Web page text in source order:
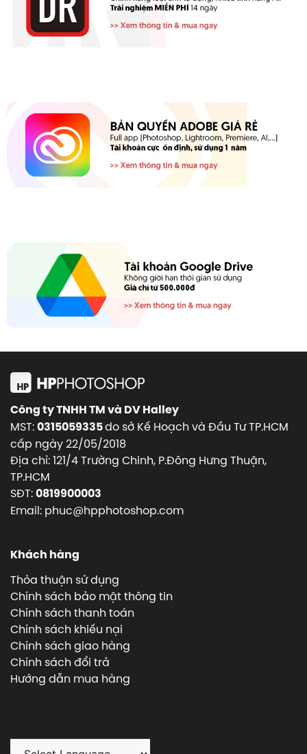
Công ty TNHH TM và DV Halley
MST:0315059335do sở Kế Hoạch và Đầu Tư TP.HCM
cấp ngày 22/05/2018
Địa chỉ: 121/4 Trường Chinh, P.Đông Hưng Thuận,
TP.HCM
SĐT:0819900003
Email: phuc@hpphotoshop.com
Khách hàng
Thỏa thuận sử dụng
Chính sách bảo mật thông tin
Chính sách thanh toán
Chính sách khiếu nại
Chính sách giao hàng
Chính sách đổi trả
Hướng dẫn mua hàng